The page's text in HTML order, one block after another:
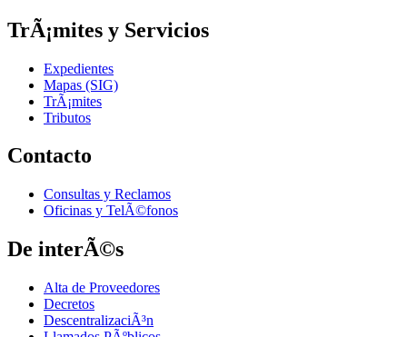
TrÃ¡mites y Servicios
Expedientes
Mapas (SIG)
TrÃ¡mites
Tributos
Contacto
Consultas y Reclamos
Oficinas y TelÃ©fonos
De interÃ©s
Alta de Proveedores
Decretos
DescentralizaciÃ³n